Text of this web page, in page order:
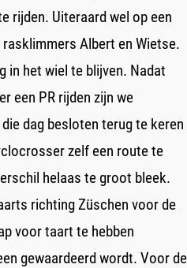
rijden. Uiteraard wel op een
Albert en Wietse.
in het wiel te blijven. Nadat
een PR rijden zijn we
dag besloten terug te keren
zelf een route te
helaas te groot bleek.
richting Züschen voor de
voor taart te hebben
gewaardeerd wordt. Voor de